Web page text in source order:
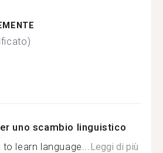
uno scambio linguistico
learn language...Leggi di più